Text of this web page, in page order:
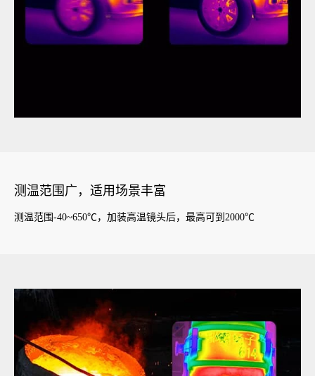
测温范围广，适用场景丰富
测温范围-40~650℃，加装高温镜头后，最高可到2000℃